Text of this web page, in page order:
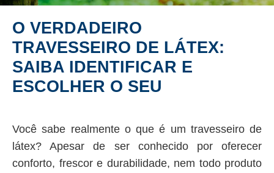
O VERDADEIRO
TRAVESSEIRO DE LÁTEX:
SAIBA IDENTIFICAR E
ESCOLHER O SEU
Você sabe realmente o que é um travesseiro de
látex? Apesar de ser conhecido por oferecer
conforto, frescor e durabilidade, nem todo produto